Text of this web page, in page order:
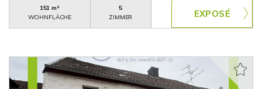
151 m²
WOHNFLÄCHE
5
ZIMMER